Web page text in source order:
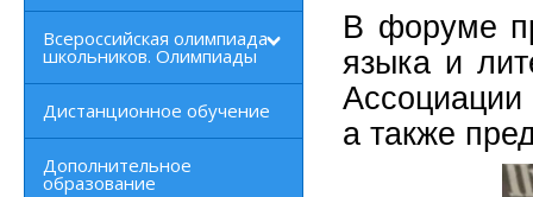
Всероссийская олимпиада
школьников. Олимпиады
Дистанционное обучение
Дополнительное
образование
В форуме
языка и
Ассоциации
а также